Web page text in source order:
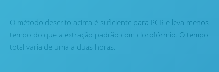
O método descrito acima é suficiente para PCR e leva menos
tempo do que a extração padrão com clorofórmio. O tempo
total varia de uma a duas horas.